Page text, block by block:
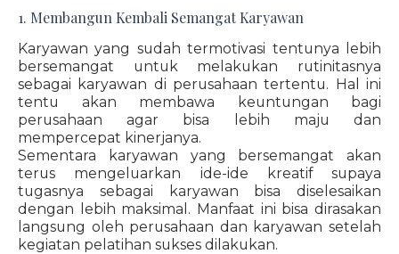
1. Membangun Kembali Semangat Karyawan
Karyawan yang sudah termotivasi tentunya lebih
bersemangat untuk melakukan rutinitasnya
sebagai karyawan di perusahaan tertentu. Hal ini
tentu akan membawa keuntungan bagi
perusahaan agar bisa lebih maju dan
mempercepat kinerjanya.
Sementara karyawan yang bersemangat akan
terus mengeluarkan ide-ide kreatif supaya
tugasnya sebagai karyawan bisa diselesaikan
dengan lebih maksimal. Manfaat ini bisa dirasakan
langsung oleh perusahaan dan karyawan setelah
kegiatan pelatihan sukses dilakukan.